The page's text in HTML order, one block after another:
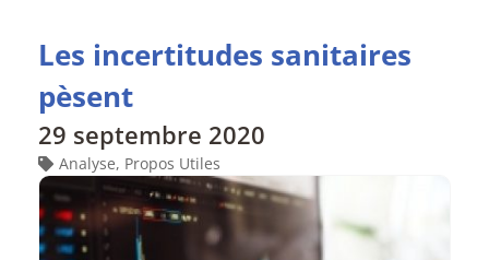
Les incertitudes sanitaires
pèsent
29 septembre 2020
Analyse, Propos Utiles